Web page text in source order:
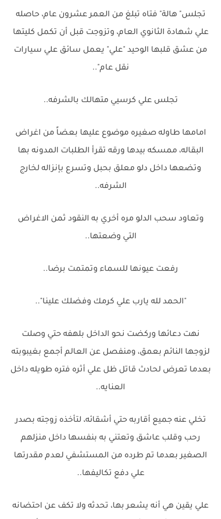
تجلس" هالة" فتاه تبلغ من العمر عشرون عام، حاصله
علي شهادة الثانوي العام، وتزوجت قبل أن تكمل كليتها
من عشق قلبها الوحيد "علي" يعمل سائق علي سيارات
نقل عام"..
تجلس علي كرسيي متهالك بالشرفه..
امامها طاوله صغيره موضوع عليها بعضاً من اغراض
البقاله، ممسكه بيدها ورقه تقرأ الطلبات المدونه بها
وتضعها داخل دلو معلق بحبل وتسرع بإنزاله لخارج
الشرفه..
وتعاود سحب الدلو مره أخري به النقود ثمن الاغراض
التي وضعتها..
رفعت عيونها للسماء وتمتمت برضا..
"الحمد لله يارب علي كرمك وفضلك علينا"..
نهت دعائها وركضت نحو الداخل بلهفه حتي وصلت
لزوجها النائم بعمق، ومنفصل عن العالم أجمع بغيبوبته
بعدما تعرض لحادث قاتل ظل علي أثره فتره طويله داخل
العنايه..
تخلي عنه جميع أقاربه حتي أشقائه، لتأخذه زوجته بصدر
رحب وقلب عاشق وتعتني به بنفسها داخل منزلهم
الصغير بعدما تم طرده من المستشفي لعدم مقدرتها
علي دفع تكاليفها..
علي يقين هي أنه يشعر بها، تحدثه ولا تكف عن احتضانه